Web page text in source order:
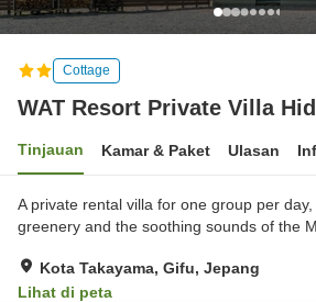
Cottage
WAT Resort Private Villa
Tinjauan Kamar & Paket Ulasan
A private rental villa for one group per
greenery and the soothing sounds of the
Kota Takayama, Gifu, Jepang
Lihat di peta